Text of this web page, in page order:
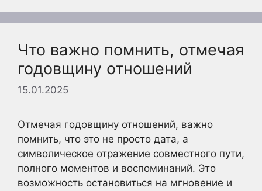
Что важно помнить, отмечая
годовщину отношений
15.01.2025
Отмечая годовщину отношений, важно
помнить, что это не просто дата, а
символическое отражение совместного пути,
полного моментов и воспоминаний. Это
возможность остановиться на мгновение и